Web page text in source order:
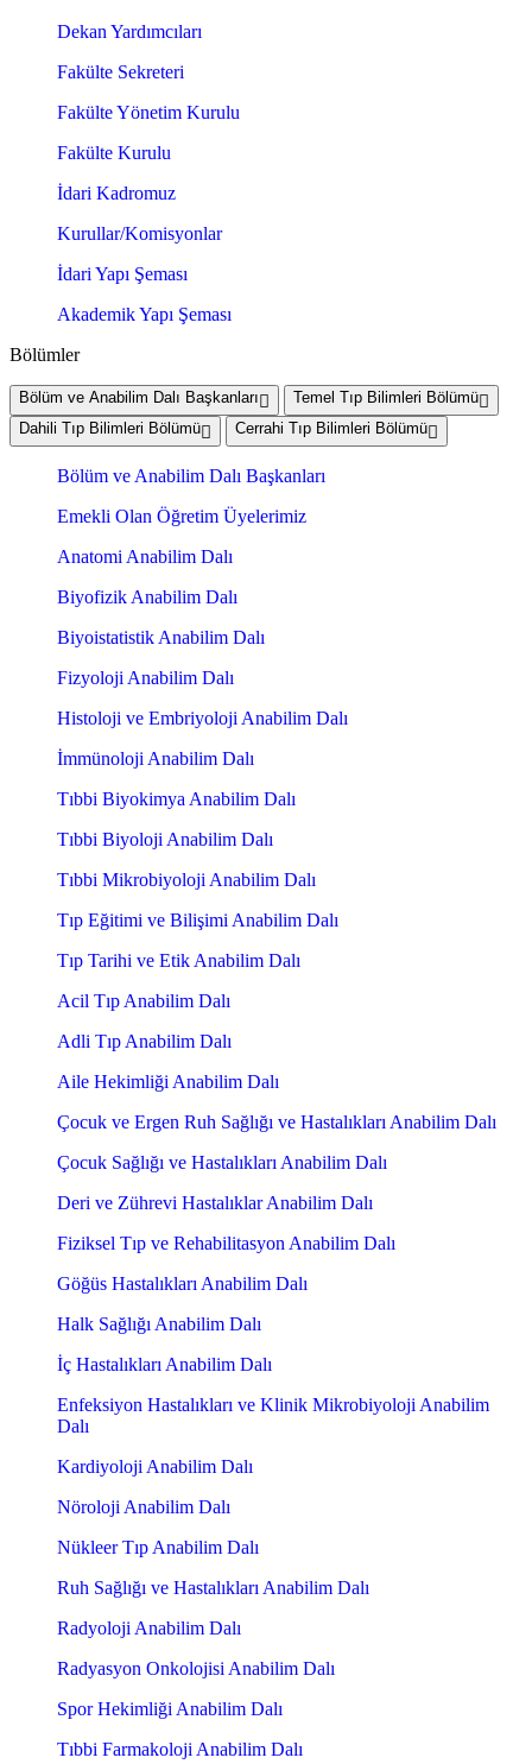
Dekan Yardımcıları
Fakülte Sekreteri
Fakülte Yönetim Kurulu
Fakülte Kurulu
İdari Kadromuz
Kurullar/Komisyonlar
İdari Yapı Şeması
Akademik Yapı Şeması
Bölümler
Bölüm ve Anabilim Dalı Başkanları
Temel Tıp Bilimleri Bölümü
Dahili Tıp Bilimleri Bölümü
Cerrahi Tıp Bilimleri Bölümü
Bölüm ve Anabilim Dalı Başkanları
Emekli Olan Öğretim Üyelerimiz
Anatomi Anabilim Dalı
Biyofizik Anabilim Dalı
Biyoistatistik Anabilim Dalı
Fizyoloji Anabilim Dalı
Histoloji ve Embriyoloji Anabilim Dalı
İmmünoloji Anabilim Dalı
Tıbbi Biyokimya Anabilim Dalı
Tıbbi Biyoloji Anabilim Dalı
Tıbbi Mikrobiyoloji Anabilim Dalı
Tıp Eğitimi ve Bilişimi Anabilim Dalı
Tıp Tarihi ve Etik Anabilim Dalı
Acil Tıp Anabilim Dalı
Adli Tıp Anabilim Dalı
Aile Hekimliği Anabilim Dalı
Çocuk ve Ergen Ruh Sağlığı ve Hastalıkları Anabilim Dalı
Çocuk Sağlığı ve Hastalıkları Anabilim Dalı
Deri ve Zührevi Hastalıklar Anabilim Dalı
Fiziksel Tıp ve Rehabilitasyon Anabilim Dalı
Göğüs Hastalıkları Anabilim Dalı
Halk Sağlığı Anabilim Dalı
İç Hastalıkları Anabilim Dalı
Enfeksiyon Hastalıkları ve Klinik Mikrobiyoloji Anabilim
Dalı
Kardiyoloji Anabilim Dalı
Nöroloji Anabilim Dalı
Nükleer Tıp Anabilim Dalı
Ruh Sağlığı ve Hastalıkları Anabilim Dalı
Radyoloji Anabilim Dalı
Radyasyon Onkolojisi Anabilim Dalı
Spor Hekimliği Anabilim Dalı
Tıbbi Farmakoloji Anabilim Dalı